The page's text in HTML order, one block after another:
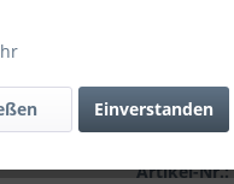
Merken
Artikel-Nr.:
Einverstanden